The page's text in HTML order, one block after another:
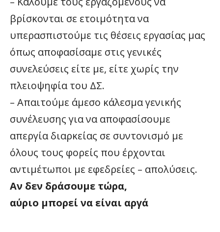
βρίσκονται σε ετοιμότητα να
υπερασπιστούμε τις θέσεις εργασίας μας
όπως αποφασίσαμε στις γενικές
συνελεύσεις είτε με, είτε χωρίς την
πλειοψηφία του ΔΣ.
– Απαιτούμε άμεσο κάλεσμα γενικής
συνέλευσης για να αποφασίσουμε
απεργία διαρκείας σε συντονισμό με
όλους τους φορείς που έρχονται
αντιμέτωποι με εφεδρείες – απολύσεις.
Αν δεν δράσουμε τώρα,
αύριο μπορεί να είναι αργά